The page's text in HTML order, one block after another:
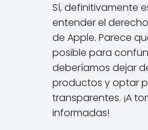
Sí, definitivamente
entender el
de Apple. Parece
posible para
deberíamos dejar
productos y optar
transparentes. ¡A
informadas!